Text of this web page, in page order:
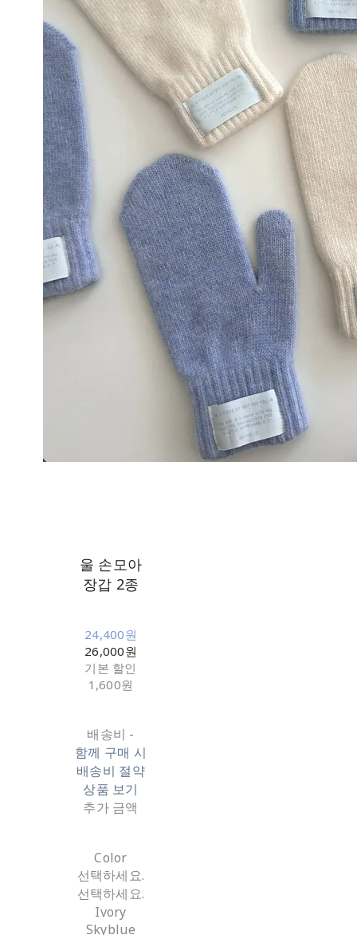
울 손모아
장갑 2종
24,400원
26,000원
기본 할인
1,600원
배송비 -
함께 구매 시
배송비 절약
상품 보기
추가 금액
Color
선택하세요.
선택하세요.
Ivory
Skyblue